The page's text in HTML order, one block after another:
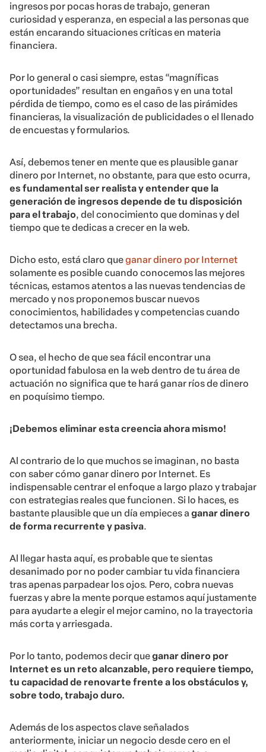
ingresos por pocas horas de trabajo, generan
curiosidad y esperanza, en especial a las personas que
están encarando situaciones críticas en materia
financiera.
Por lo general o casi siempre, estas “magníficas
oportunidades” resultan en engaños y en una total
pérdida de tiempo, como es el caso de las pirámides
financieras, la visualización de publicidades o el llenado
de encuestas y formularios.
Así, debemos tener en mente que es plausible ganar
dinero por Internet, no obstante, para que esto ocurra,
es fundamental ser realista y entender que la
generación de ingresos depende de tu disposición
para el trabajo, del conocimiento que dominas y del
tiempo que te dedicas a crecer en la web.
Dicho esto, está claro queganar dinero por Internet
solamente es posible cuando conocemos las mejores
técnicas, estamos atentos a las nuevas tendencias de
mercado y nos proponemos buscar nuevos
conocimientos, habilidades y competencias cuando
detectamos una brecha.
O sea, el hecho de que sea fácil encontrar una
oportunidad fabulosa en la web dentro de tu área de
actuación no significa que te hará ganar ríos de dinero
en poquísimo tiempo.
¡Debemos eliminar esta creencia ahora mismo!
Al contrario de lo que muchos se imaginan, no basta
con saber cómo ganar dinero por Internet. Es
indispensable centrar el enfoque a largo plazo y trabajar
con estrategias reales que funcionen. Si lo haces, es
bastante plausible que un día empieces a ganar dinero
de forma recurrente y pasiva.
Al llegar hasta aquí, es probable que te sientas
desanimado por no poder cambiar tu vida financiera
tras apenas parpadear los ojos. Pero, cobra nuevas
fuerzas y abre la mente porque estamos aquí justamente
para ayudarte a elegir el mejor camino, no la trayectoria
más corta y arriesgada.
Por lo tanto, podemos decir queganar dinero por
Internet es un reto alcanzable, pero requiere tiempo,
tu capacidad de renovarte frente a los obstáculos y,
sobre todo, trabajo duro.
Además de los aspectos clave señalados
anteriormente, iniciar un negocio desde cero en el